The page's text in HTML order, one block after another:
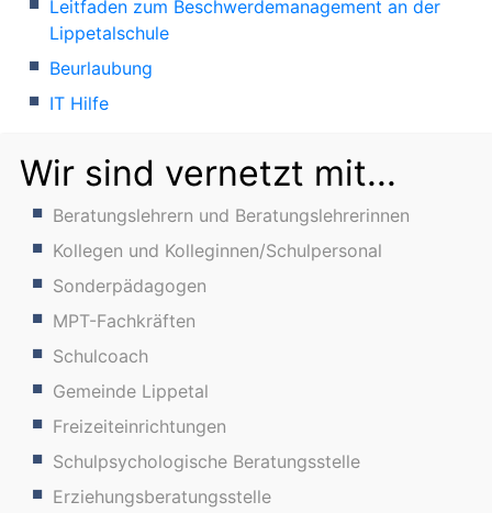
Leitfaden zum Beschwerdemanagement an der
Lippetalschule
Beurlaubung
IT Hilfe
Wir sind vernetzt mit...
Beratungslehrern und Beratungslehrerinnen
Kollegen und Kolleginnen/Schulpersonal
Sonderpädagogen
MPT-Fachkräften
Schulcoach
Gemeinde Lippetal
Freizeiteinrichtungen
Schulpsychologische Beratungsstelle
Erziehungsberatungsstelle